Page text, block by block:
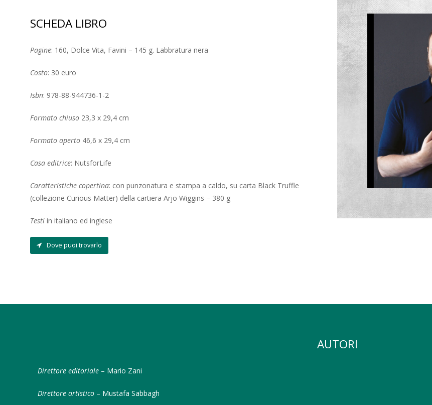
SCHEDA LIBRO
Pagine: 160, Dolce Vita, Favini – 145 g. Labbratura nera
Costo: 30 euro
Isbn: 978-88-944736-1-2
Formato chiuso 23,3 x 29,4 cm
Formato aperto 46,6 x 29,4 cm
Casa editrice: NutsforLife
Caratteristiche copertina: con punzonatura e stampa a caldo, su carta Black Truffle
(collezione Curious Matter) della cartiera Arjo Wiggins – 380 g
Testi in italiano ed inglese
Dove puoi trovarlo
AUTORI
Direttore editoriale – Mario Zani
Direttore artistico – Mustafa Sabbagh